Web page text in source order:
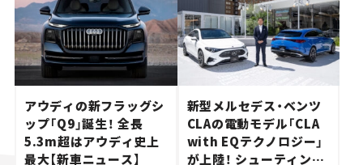
アウディの新フラッグシ
ップ「Q9」誕生！ 全長
5.3m超はアウディ史上
最大【新車ニュース】
新型メルセデス・ベンツ
CLAの電動モデル「CLA
with EQテクノロジー」
が上陸！ シューティング